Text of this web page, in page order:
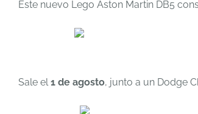
Este nuevo Lego Aston Martin DB5
Sale el1 de agosto, junto a un Dodge